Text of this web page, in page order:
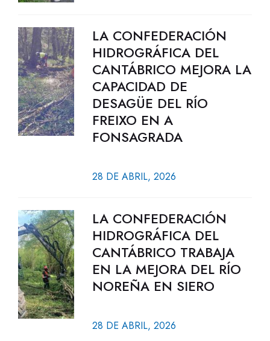
LA CONFEDERACIÓN
HIDROGRÁFICA DEL
CANTÁBRICO MEJORA LA
CAPACIDAD DE
DESAGÜE DEL RÍO
FREIXO EN A
FONSAGRADA
28 DE ABRIL, 2026
LA CONFEDERACIÓN
HIDROGRÁFICA DEL
CANTÁBRICO TRABAJA
EN LA MEJORA DEL RÍO
NOREÑA EN SIERO
28 DE ABRIL, 2026